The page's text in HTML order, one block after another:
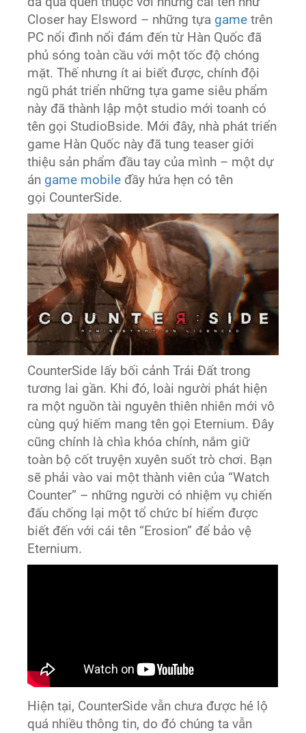
Closer hay Elsword – những tựa game trên
PC nổi đình nổi đám đến từ Hàn Quốc đã
phủ sóng toàn cầu với một tốc độ chóng
mặt. Thế nhưng ít ai biết được, chính đội
ngũ phát triển những tựa game siêu phẩm
này đã thành lập một studio mới toanh có
tên gọi StudioBside. Mới đây, nhà phát triển
game Hàn Quốc này đã tung teaser giới
thiệu sản phẩm đầu tay của mình – một dự
án game mobile đầy hứa hẹn có tên
gọi CounterSide.
CounterSide lấy bối cảnh Trái Đất trong
tương lai gần. Khi đó, loài người phát hiện
ra một nguồn tài nguyên thiên nhiên mới vô
cùng quý hiếm mang tên gọi Eternium. Đây
cũng chính là chìa khóa chính, nắm giữ
toàn bộ cốt truyện xuyên suốt trò chơi. Bạn
sẽ phải vào vai một thành viên của “Watch
Counter” – những người có nhiệm vụ chiến
đấu chống lại một tổ chức bí hiểm được
biết đến với cái tên “Erosion” để bảo vệ
Eternium.
Hiện tại, CounterSide vẫn chưa được hé lộ
quá nhiều thông tin, do đó chúng ta vẫn